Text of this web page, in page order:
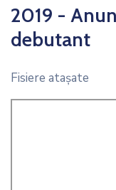
2019 -
debutant
Fisiere ataşate